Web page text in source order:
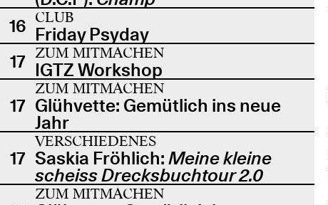
16 CLUB
Friday Psyday
17 ZUM MITMACHEN
IGTZ Workshop
17
ZUM MITMACHEN
Glühvette: Gemütlich ins neue
Jahr
17
VERSCHIEDENES
Saskia Fröhlich: Meine kleine
scheiss Drecksbuchtour 2.0
ZUM MITMACHEN